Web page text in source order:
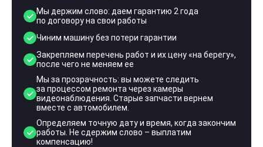
Мы держим слово: даем гарантию 2 года
по договору на свои работы
Чиним машину без потери гарантии
Закрепляем перечень работ и их цену «на берегу»,
после чего не меняем ее
Мы за прозрачность: вы можете следить
за процессом ремонта через камеры
видеонаблюдения. Старые запчасти вернем
вместе с автомобилем.
Определяем точную дату и время, когда закончим
работы. Не сдержим слово – выплатим
компенсацию!